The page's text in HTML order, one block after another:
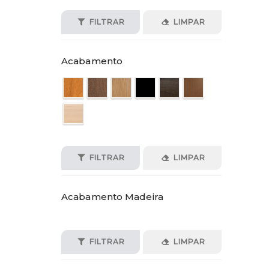
FILTRAR LIMPAR
Acabamento
FILTRAR LIMPAR
Acabamento Madeira
FILTRAR LIMPAR